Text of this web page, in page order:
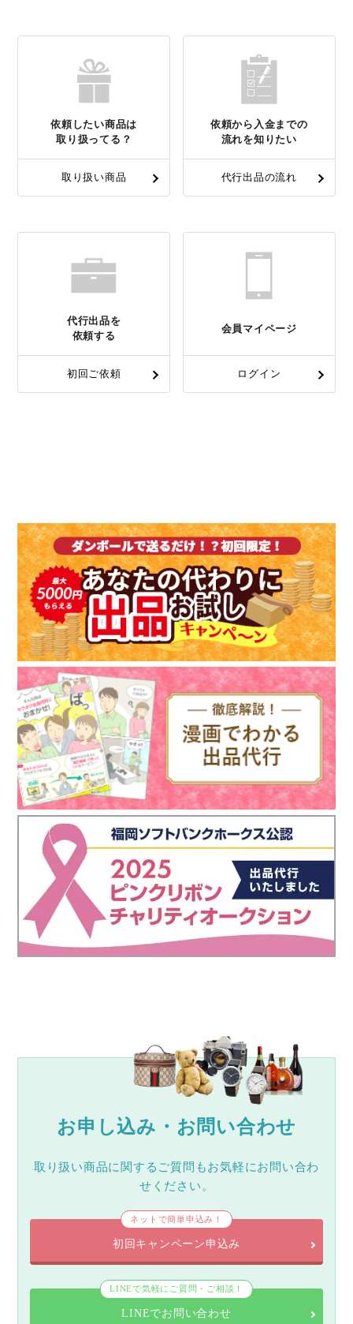
依頼したい商品は
取り扱ってる？
取り扱い商品
依頼から入金までの
流れを知りたい
代行出品の流れ
代行出品を
依頼する
初回ご依頼
会員マイページ
ログイン
お申し込み・お問い合わせ
取り扱い商品に関するご質問もお気軽にお問い合わ
せください。
ネットで簡単申込み！
初回キャンペーン申込み
LINEで気軽にご質問・ご相談！
LINEでお問い合わせ